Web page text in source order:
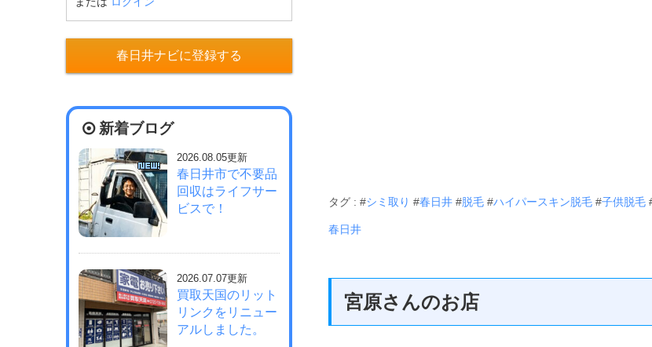
タグ : #シミ取り #春日井 #脱毛 #ハイパースキン脱毛 #子供脱毛
春日井
宮原さんのお店
春日井ナビに登録する
新着ブログ
2026.08.05更新
春日井市で不要品
回収はライフサー
ビスで！
2026.07.07更新
買取天国のリット
リンクをリニュー
アルしました。